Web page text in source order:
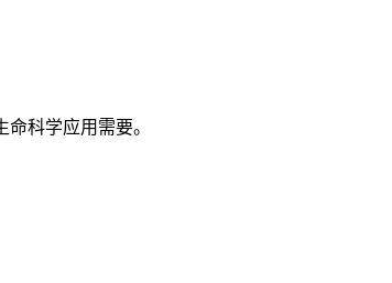
科学应用需要。